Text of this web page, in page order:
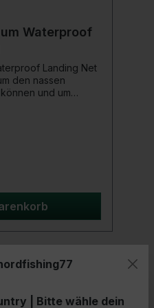
Waterproof
Landing Net
den nassen
und um
| Bitte wähle dein